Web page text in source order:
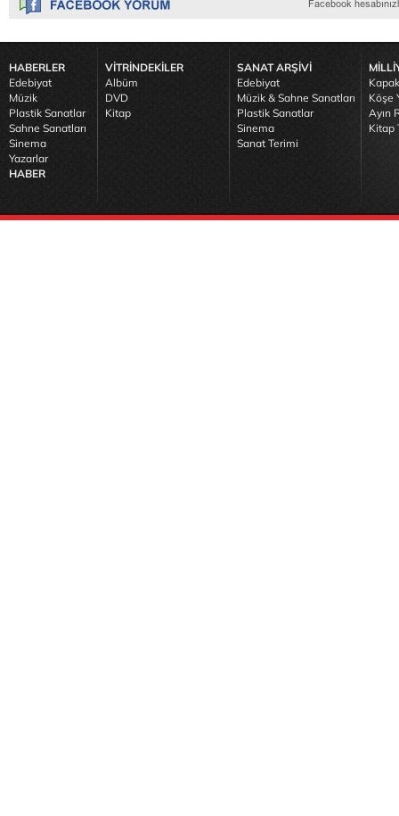
HABERLER
Edebiyat
Müzik
Plastik Sanatlar
Sahne Sanatları
Sinema
Yazarlar
HABER
VİTRİNDEKİLER
Albüm
DVD
Kitap
SANAT ARŞİVİ
Edebiyat
Müzik & Sahne Sanatları
Plastik Sanatlar
Sinema
Sanat Terimi
Köşe
Ayın
Kitap